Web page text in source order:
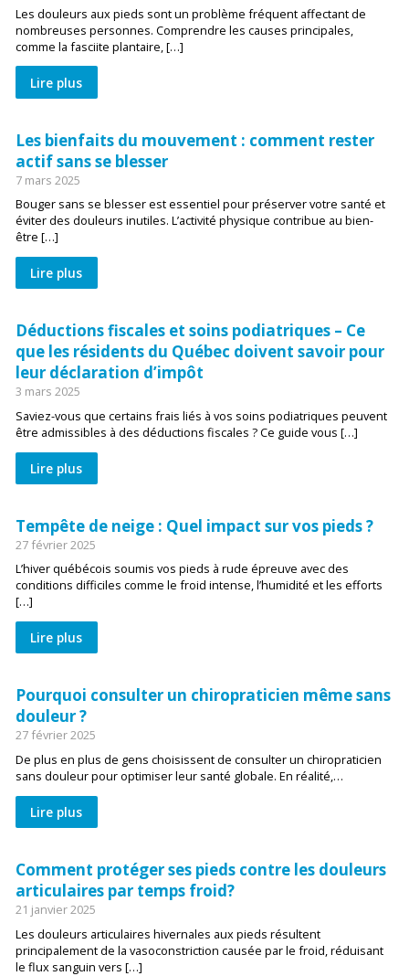
Les douleurs aux pieds sont un problème fréquent affectant de
nombreuses personnes. Comprendre les causes principales,
comme la fasciite plantaire, […]
Lire plus
Les bienfaits du mouvement : comment rester
actif sans se blesser
7 mars 2025
Bouger sans se blesser est essentiel pour préserver votre santé et
éviter des douleurs inutiles. L’activité physique contribue au bien-
être […]
Lire plus
Déductions fiscales et soins podiatriques – Ce
que les résidents du Québec doivent savoir pour
leur déclaration d’impôt
3 mars 2025
Saviez-vous que certains frais liés à vos soins podiatriques peuvent
être admissibles à des déductions fiscales ? Ce guide vous […]
Lire plus
Tempête de neige : Quel impact sur vos pieds ?
27 février 2025
L’hiver québécois soumis vos pieds à rude épreuve avec des
conditions difficiles comme le froid intense, l’humidité et les efforts
[…]
Lire plus
Pourquoi consulter un chiropraticien même sans
douleur ?
27 février 2025
De plus en plus de gens choisissent de consulter un chiropraticien
sans douleur pour optimiser leur santé globale. En réalité,…
Lire plus
Comment protéger ses pieds contre les douleurs
articulaires par temps froid?
21 janvier 2025
Les douleurs articulaires hivernales aux pieds résultent
principalement de la vasoconstriction causée par le froid, réduisant
le flux sanguin vers […]